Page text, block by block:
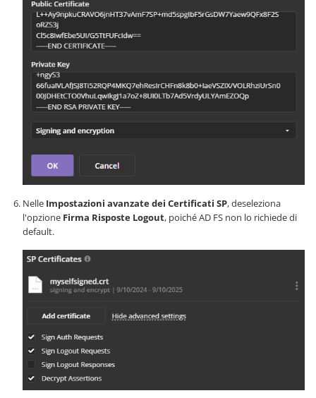
Nelle Impostazioni avanzate dei Certificati SP, deseleziona
l'opzione Firma Risposte Logout, poiché AD FS non lo richiede di
default.